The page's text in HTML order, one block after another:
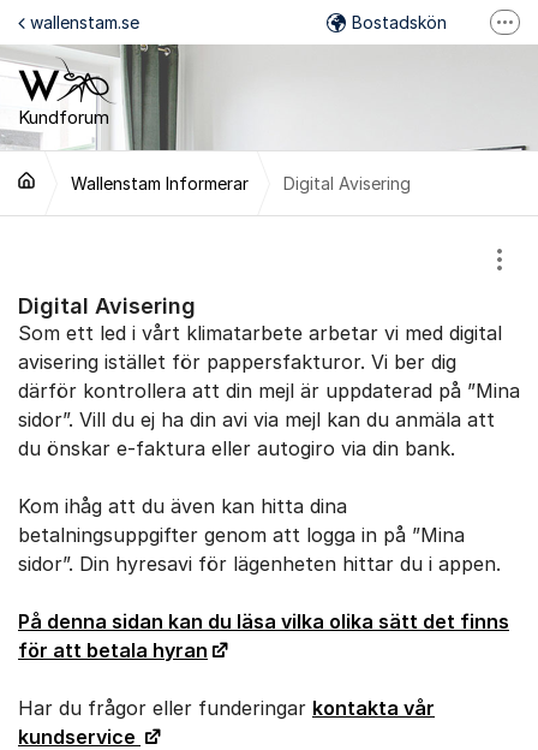
Hoppa till innehåll
Kundforum
wallenstam.se Bostadskön
Wallenstam på Facebook
Wallenstam på Instagram
Wallenstam Informerar Digital Avisering
Digital Avisering
Som ett led i vårt klimatarbete arbetar vi med digital
avisering istället för pappersfakturor. Vi ber dig
därför kontrollera att din mejl är uppdaterad på ”Mina
sidor”. Vill du ej ha din avi via mejl kan du anmäla att
du önskar e-faktura eller autogiro via din bank.
Kom ihåg att du även kan hitta dina
betalningsuppgifter genom att logga in på ”Mina
sidor”. Din hyresavi för lägenheten hittar du i appen.
På denna sidan kan du läsa vilka olika sätt det finns
för att betala hyran
Har du frågor eller funderingar kontakta vår
kundservice